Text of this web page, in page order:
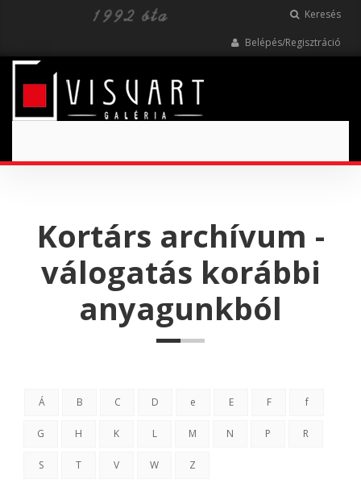
Keresés
Belépés/Regisztráció
Kortárs archívum -
válogatás korábbi
anyagunkból
Á B C D e E F f
G H K L M N P R
S T V W Z